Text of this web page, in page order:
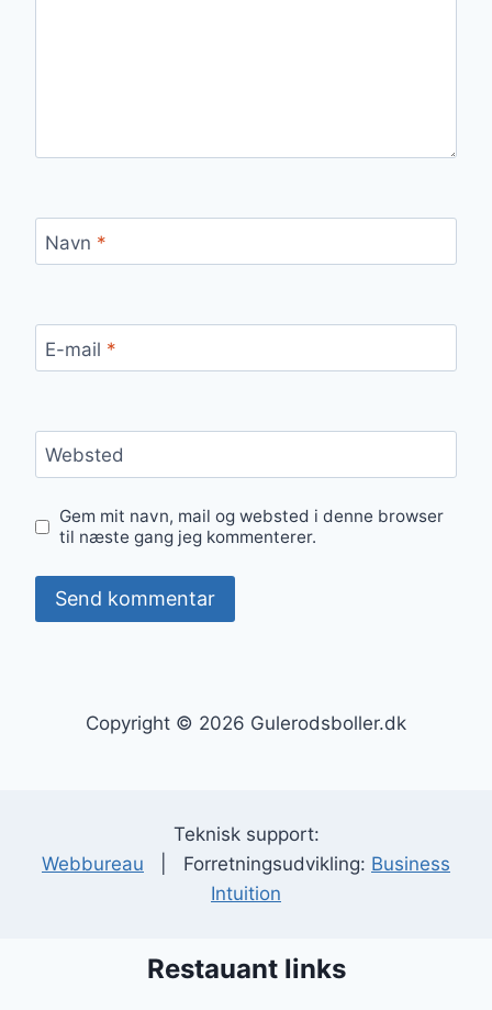
Navn *
E-mail *
Websted
Gem mit navn, mail og websted i denne browser
til næste gang jeg kommenterer.
Copyright © 2026 Gulerodsboller.dk
Teknisk support:
Webbureau | Forretningsudvikling: Business
Intuition
Restauant links